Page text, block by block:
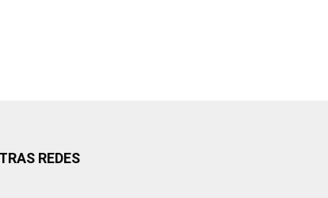
REDES